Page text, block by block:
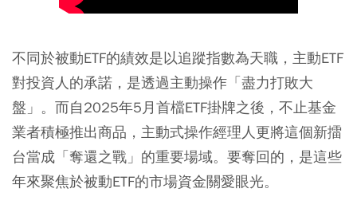
不同於被動ETF的績效是以追蹤指數為天職，主動ETF
對投資人的承諾，是透過主動操作「盡力打敗大
盤」。而自2025年5月首檔ETF掛牌之後，不止基金
業者積極推出商品，主動式操作經理人更將這個新擂
台當成「奪還之戰」的重要場域。要奪回的，是這些
年來聚焦於被動ETF的市場資金關愛眼光。